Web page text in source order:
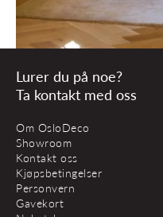
Lurer du på noe?
Ta kontakt med oss
Om OsloDeco
Showroom
Kontakt oss
Kjøpsbetingelser
Personvern
Gavekort